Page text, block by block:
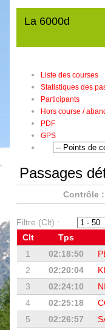
La 6000d
Liste des courses
Statistiques des
Participants
Hors course /
PDF
GPS
Passages
Contrôle :
Filtre (Clt) :
Clt
Tps
1
02:18:50
2
02:20:04
3
02:24:10
4
02:25:18
5
02:26:57